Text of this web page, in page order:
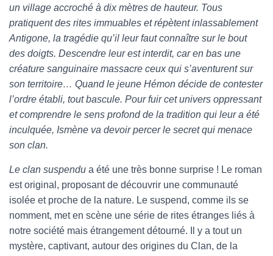
un village accroché à dix mètres de hauteur. Tous
pratiquent des rites immuables et répètent inlassablement
Antigone, la tragédie qu’il leur faut connaître sur le bout
des doigts. Descendre leur est interdit, car en bas une
créature sanguinaire massacre ceux qui s’aventurent sur
son territoire… Quand le jeune Hémon décide de contester
l’ordre établi, tout bascule. Pour fuir cet univers oppressant
et comprendre le sens profond de la tradition qui leur a été
inculquée, Ismène va devoir percer le secret qui menace
son clan.
Le clan suspendu a été une très bonne surprise ! Le roman
est original, proposant de découvrir une communauté
isolée et proche de la nature. Le suspend, comme ils se
nomment, met en scène une série de rites étranges liés à
notre société mais étrangement détourné. Il y a tout un
mystère, captivant, autour des origines du Clan, de la